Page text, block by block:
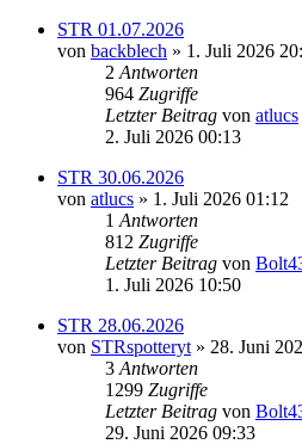
STR 01.07.2026
von backblech » 1. Juli 2026
2 Antworten
964 Zugriffe
Letzter Beitrag von atlucs
2. Juli 2026 00:13
STR 30.06.2026
von atlucs » 1. Juli 2026 01:12
1 Antworten
812 Zugriffe
Letzter Beitrag von
1. Juli 2026 10:50
STR 28.06.2026
von STRspotteryt » 28. Juni
3 Antworten
1299 Zugriffe
Letzter Beitrag von
29. Juni 2026 09:33